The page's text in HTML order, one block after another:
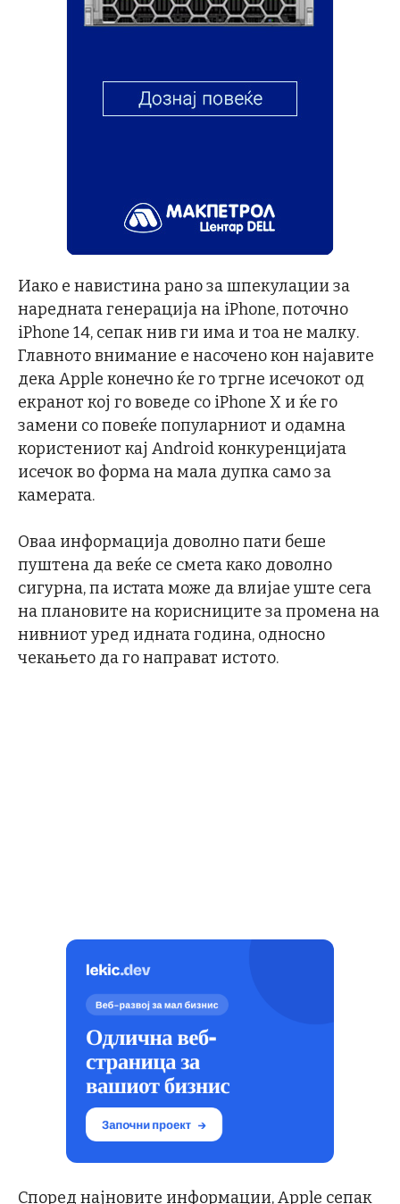
Иако е навистина рано за шпекулации за
наредната генерација на iPhone, поточно
iPhone 14, сепак нив ги има и тоа не малку.
Главното внимание е насочено кон најавите
дека Apple конечно ќе го тргне исечокот од
екранот кој го воведе со iPhone X и ќе го
замени со повеќе популарниот и одамна
користениот кај Android конкуренцијата
исечок во форма на мала дупка само за
камерата.
Оваа информација доволно пати беше
пуштена да веќе се смета како доволно
сигурна, па истата може да влијае уште сега
на плановите на корисниците за промена на
нивниот уред идната година, односно
чекањето да го направат истото.
Според најновите информации, Apple сепак